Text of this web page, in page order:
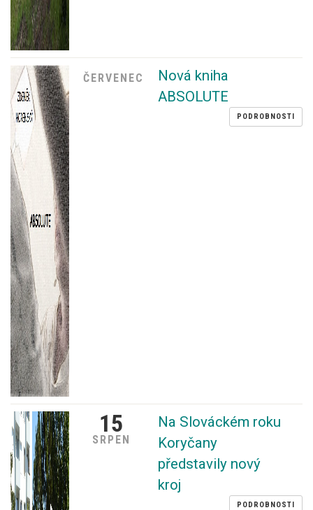
ČERVENEC
Nová kniha
ABSOLUTE
PODROBNOSTI
15
SRPEN
Na Slováckém roku
Koryčany
představily nový
kroj
PODROBNOSTI